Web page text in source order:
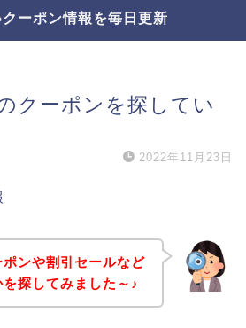
ーポン情報を毎日更新
クーポンを探してい
2022年11月23日
ポンや割引セールなど
探してみました～♪